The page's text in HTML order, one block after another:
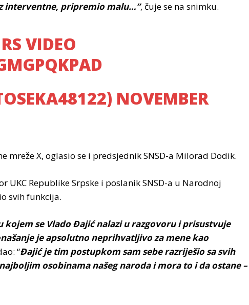
interventne, pripremio malu…”, čuje se na snimku.
VIDEO
NOVEMBER
mreže X, oglasio se i predsjednik SNSD-a Milorad Dodik.
Republike Srpske i poslanik SNSD-a u Narodnoj
svih funkcija.
kojem se Vlado Đajić nalazi u razgovoru i prisustvuje
je apsolutno neprihvatljivo za mene kao
“Đajić je tim postupkom sam sebe razriješio sa svih
osobinama našeg naroda i mora to i da ostane –